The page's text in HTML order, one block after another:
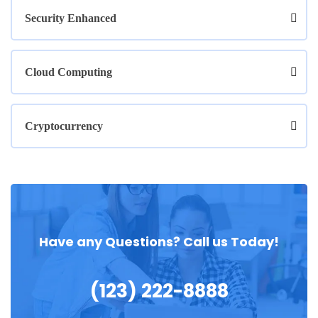
Security Enhanced
Cloud Computing
Cryptocurrency
Have any Questions? Call us Today!
(123) 222-8888